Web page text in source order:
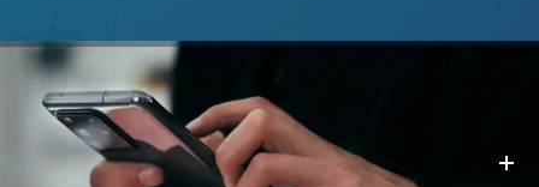
事業内容